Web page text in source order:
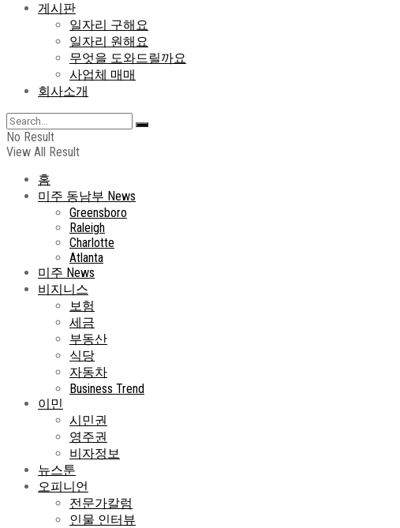
게시판
일자리 구해요
일자리 원해요
무엇을 도와드릴까요
사업체 매매
회사소개
No Result
View All Result
홈
미주 동남부 News
Greensboro
Raleigh
Charlotte
Atlanta
미주 News
비지니스
보험
세금
부동산
식당
자동차
Business Trend
이민
시민권
영주권
비자정보
뉴스툰
오피니언
전문가칼럼
인물 인터뷰